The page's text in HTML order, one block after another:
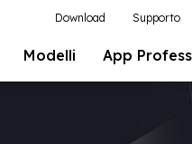
Download Supporto
Modelli App